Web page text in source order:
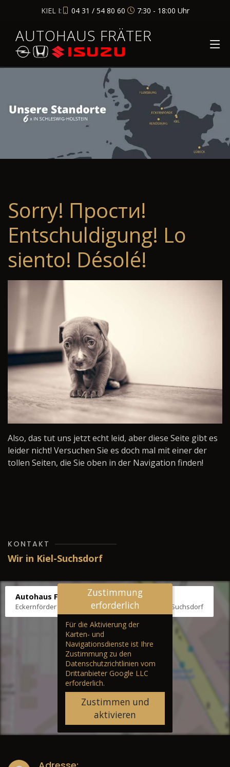
KIEL I: 04 31 / 54 80 60 7:30 - 18:00 Uhr
AUTOHAUS FRÄTER
Sorry! Прости!
Entschuldigung! Lo
siento! Désolé!
Also, das tut uns jetzt echt leid, aber diese Seite gibt es
leider nicht! Versuchen Sie es doch mal mit einer der
tollen Seiten, die Sie oben in der Navigation finden!
KONTAKT
Wir in Kiel-Suchsdorf
Autohaus Fräter
Eckernförder Str. /Klausbrooker Weg 1, 24107 Kiel-Suchsdorf
Zustimmung
erforderlich
Für die Aktivierung der
Karten- und
Navigationsdienste ist Ihre
Zustimmung zu den
Datenschutzrichtlinien vom
Drittanbieter Google LLC
erforderlich.
Zustimmen und
aktivieren